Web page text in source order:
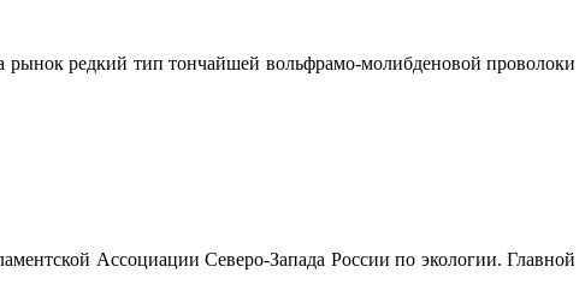
редкий тип тончайшей вольфрамо-молибденовой проволоки
Ассоциации Северо-Запада России по экологии. Главной